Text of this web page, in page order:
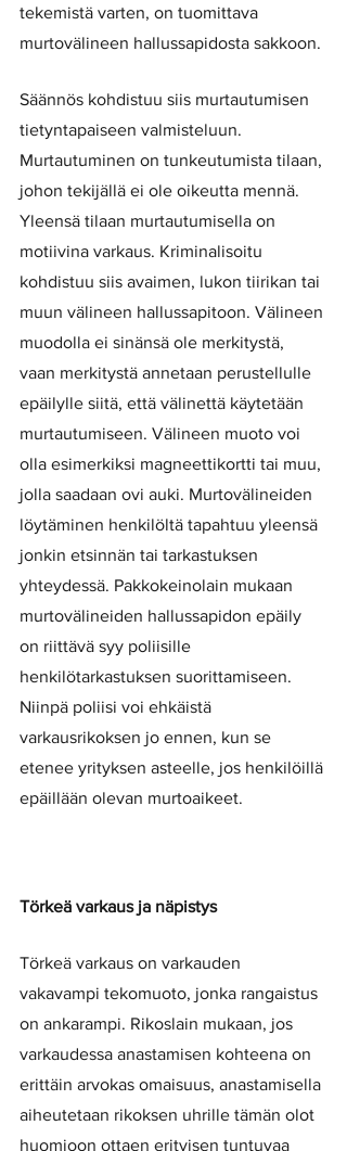
tekemistä varten, on tuomittava
murtovälineen hallussapidosta sakkoon.
Säännös kohdistuu siis murtautumisen
tietyntapaiseen valmisteluun.
Murtautuminen on tunkeutumista tilaan,
johon tekijällä ei ole oikeutta mennä.
Yleensä tilaan murtautumisella on
motiivina varkaus. Kriminalisoitu
kohdistuu siis avaimen, lukon tiirikan tai
muun välineen hallussapitoon. Välineen
muodolla ei sinänsä ole merkitystä,
vaan merkitystä annetaan perustellulle
epäilylle siitä, että välinettä käytetään
murtautumiseen. Välineen muoto voi
olla esimerkiksi magneettikortti tai muu,
jolla saadaan ovi auki. Murtovälineiden
löytäminen henkilöltä tapahtuu yleensä
jonkin etsinnän tai tarkastuksen
yhteydessä. Pakkokeinolain mukaan
murtovälineiden hallussapidon epäily
on riittävä syy poliisille
henkilötarkastuksen suorittamiseen.
Niinpä poliisi voi ehkäistä
varkausrikoksen jo ennen, kun se
etenee yrityksen asteelle, jos henkilöillä
epäillään olevan murtoaikeet.
Törkeä varkaus ja näpistys
Törkeä varkaus on varkauden
vakavampi tekomuoto, jonka rangaistus
on ankarampi. Rikoslain mukaan, jos
varkaudessa anastamisen kohteena on
erittäin arvokas omaisuus, anastamisella
aiheutetaan rikoksen uhrille tämän olot
huomioon ottaen erityisen tuntuvaa